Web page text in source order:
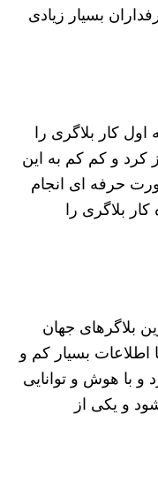
بسیار زیادی
کار بلاگری را
کرد و کم کم به این
حرفه ای انجام
بلاگری را
بلاگرهای جهان
اطلاعات بسیار کم و
و با هوش و توانایی
و یکی از